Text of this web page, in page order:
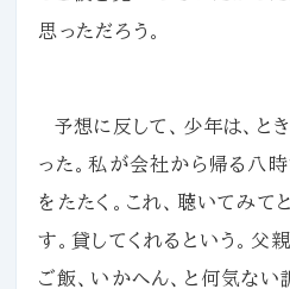
思っただろう。
予想に反して、少年は、と
った。私が会社から帰る八
をたたく。これ、聴いてみて
す。貸してくれるという。父
ご飯、いかへん、と何気ない